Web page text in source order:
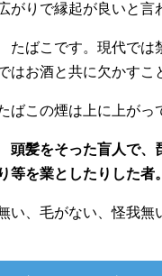
がりで縁起が良いと言
ばこです。現代では
はお酒と共に欠かすこ
ばこの煙は上に上がっ
髪をそった盲人で、
等を業としたりした者
い、毛がない、怪我無